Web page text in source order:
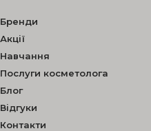
Бренди
Акції
Навчання
Послуги косметолога
Блог
Відгуки
Контакти